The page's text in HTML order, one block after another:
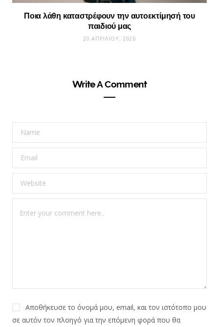
Ποια λάθη καταστρέφουν την αυτοεκτίμησή του
παιδιού μας
20 ΑΠΡΙΛΊΟΥ, 2026
Write A Comment
Αποθήκευσε το όνομά μου, email, και τον ιστότοπο μου
σε αυτόν τον πλοηγό για την επόμενη φορά που θα